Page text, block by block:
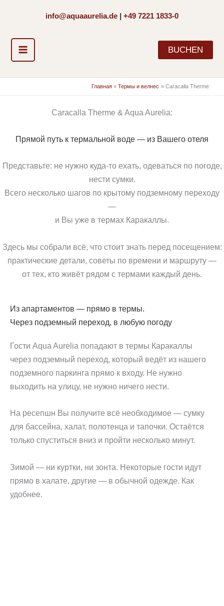
info@aquaaurelia.de +49 7221 1833-0
BUCHEN
Главная Термы и велнес Caracalla Therme
Caracalla Therme & Aqua Aurelia:
Прямой путь к термальной воде — из Вашего отеля
Представьте: не нужно куда-то ехать, одеваться по погоде,
нести сумки.
Всего несколько шагов по крытому подземному переходу
—
и Вы уже в термах Каракаллы.
Здесь мы собрали всё, что стоит знать перед посещением:
практические детали, советы по времени и маршруту —
от тех, кто живёт рядом с термами каждый день.
Из апартаментов — прямо в термы.
Через подземный переход, в любую погоду
Гости Aqua Aurelia попадают в термы Каракаллы
через подземный переход, который ведёт из нашего
подземного паркинга прямо к входу. Не нужно
выходить на улицу, не нужно ничего нести.
На ресепшн Вы получите всё необходимое — сумку
для бассейна, халат, полотенца и тапочки. Остаётся
только спуститься вниз и пройти несколько минут.
Зимой — ни куртки, ни зонта. Некоторые гости идут
прямо в халате, другие — в обычной одежде. Как
удобнее.